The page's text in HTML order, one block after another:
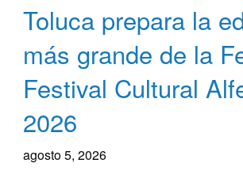
Toluca prepara la
más grande de la
Festival Cultural
2026
agosto 5, 2026